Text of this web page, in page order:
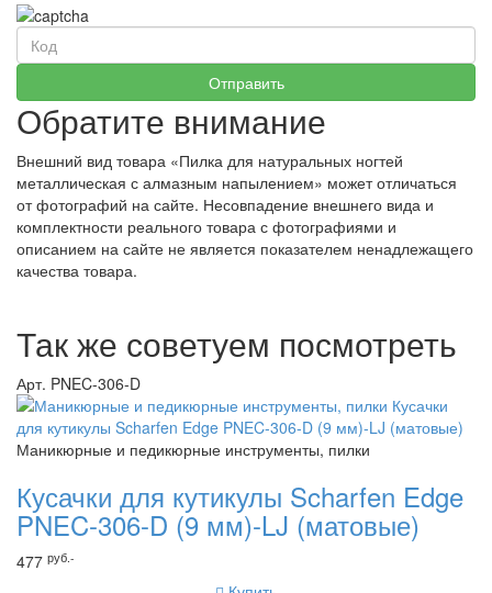
Обратите внимание
Внешний вид товара «Пилка для натуральных ногтей
металлическая с алмазным напылением» может отличаться
от фотографий на сайте. Несовпадение внешнего вида и
комплектности реального товара с фотографиями и
описанием на сайте не является показателем ненадлежащего
качества товара.
Так же советуем посмотреть
Арт. PNEC-306-D
Маникюрные и педикюрные инструменты, пилки
Кусачки для кутикулы Scharfen Edge
PNEC-306-D (9 мм)-LJ (матовые)
477 руб.-